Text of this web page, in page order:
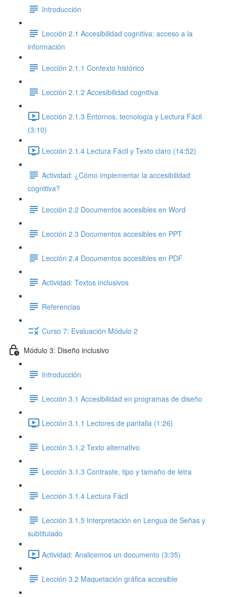
Introducción
Lección 2.1 Accesibilidad cognitiva: acceso a la
información
Lección 2.1.1 Contexto histórico
Lección 2.1.2 Accesibilidad cognitiva
Lección 2.1.3 Entornos, tecnología y Lectura Fácil
(3:10)
Lección 2.1.4 Lectura Fácil y Texto claro (14:52)
Actividad: ¿Cómo implementar la accesibilidad
cognitiva?
Lección 2.2 Documentos accesibles en Word
Lección 2.3 Documentos accesibles en PPT
Lección 2.4 Documentos accesibles en PDF
Actividad: Textos inclusivos
Referencias
Curso 7: Evaluación Módulo 2
Módulo 3: Diseño inclusivo
Introducción
Lección 3.1 Accesibilidad en programas de diseño
Lección 3.1.1 Lectores de pantalla (1:26)
Lección 3.1.2 Texto alternativo
Lección 3.1.3 Contraste, tipo y tamaño de letra
Lección 3.1.4 Lectura Fácil
Lección 3.1.5 Interpretación en Lengua de Señas y
subtitulado
Actividad: Analicemos un documento (3:35)
Lección 3.2 Maquetación gráfica accesible